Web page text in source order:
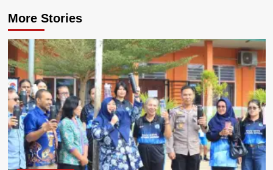
More Stories